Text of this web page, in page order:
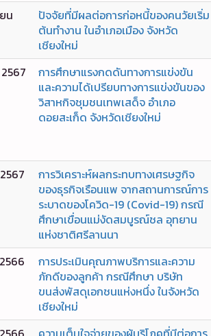
น
ปัจจัยที่มีผลต่อการก่อหนี้ของคนวัยเริ่ม
ต้นทำงาน ในอำเภอเมือง จังหวัด
เชียงใหม่
การศึกษาแรงกดดันทางการแข่งขัน
และความได้เปรียบทางการแข่งขันของ
วิสาหกิจชุมชนเทพเสด็จ อำเภอ
ดอยสะเก็ด จังหวัดเชียงใหม่
การวิเคราะห์ผลกระทบทางเศรษฐกิจ
ของธุรกิจเรือนแพ จากสถานการณ์การ
ระบาดของโควิด-19 (Covid-19) กรณี
ศึกษาเขื่อนแม่งัดสมบูรณ์ชล อุทยาน
แห่งชาติศรีลานนา
การประเมินคุณภาพบริการและความ
ภักดีของลูกค้า กรณีศึกษา บริษัท
ขนส่งพัสดุเอกชนแห่งหนึ่ง ในจังหวัด
เชียงใหม่